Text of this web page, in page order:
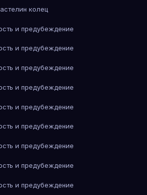
колец
и предубеждение
и предубеждение
и предубеждение
и предубеждение
и предубеждение
и предубеждение
и предубеждение
и предубеждение
и предубеждение